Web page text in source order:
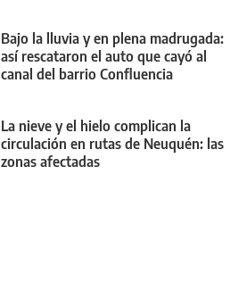
Bajo la lluvia y en plena madrugada:
así rescataron el auto que cayó al
canal del barrio Confluencia
La nieve y el hielo complican la
circulación en rutas de Neuquén: las
zonas afectadas